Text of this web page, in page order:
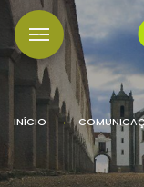
INÍCIO